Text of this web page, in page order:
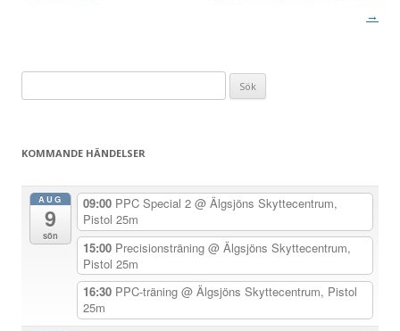
a
→
efter:
KOMMANDE HÄNDELSER
AUG
9
sön
09:00 PPC Special 2 @ Älgsjöns Skyttecentrum,
Pistol 25m
15:00 Precisionsträning @ Älgsjöns Skyttecentrum,
Pistol 25m
16:30 PPC-träning @ Älgsjöns Skyttecentrum, Pistol
25m